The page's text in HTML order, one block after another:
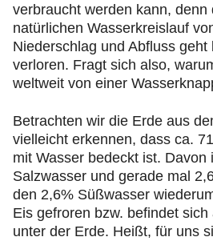
verbraucht werden kann, denn
natürlichen Wasserkreislauf
Niederschlag und Abfluss geht
verloren. Fragt sich also,
weltweit von einer
Betrachten wir die Erde aus
vielleicht erkennen, dass ca.
mit Wasser bedeckt ist. Davon
Salzwasser und gerade mal
den 2,6% Süßwasser
Eis gefroren bzw. befindet
unter der Erde. Heißt, für uns